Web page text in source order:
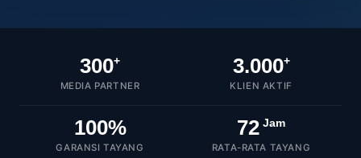
300+
MEDIA PARTNER
3.000+
KLIEN AKTIF
100%
GARANSI TAYANG
72 Jam
RATA-RATA TAYANG